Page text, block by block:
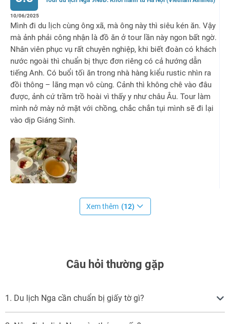
10/06/2025
Mình đi du lịch cùng ông xã, mà ông này thì siêu kén ăn. Vậy
mà ảnh phải công nhận là đồ ăn ở tour lần này ngon bất ngờ.
Nhân viên phục vụ rất chuyên nghiệp, khi biết đoàn có khách
nước ngoài thì chuẩn bị thực đơn riêng có cả hướng dẫn
tiếng Anh. Có buổi tối ăn trong nhà hàng kiểu rustic nhìn ra
đồi thông – lãng mạn vô cùng. Cảnh thì không chê vào đâu
được, ảnh cứ trầm trồ hoài vì thấy y như châu Âu. Tour làm
mình nở mày nở mặt với chồng, chắc chắn tụi mình sẽ đi lại
vào dịp Giáng Sinh.
Xem thêm (12)
Câu hỏi thường gặp
1. Du lịch Nga cần chuẩn bị giấy tờ gì?